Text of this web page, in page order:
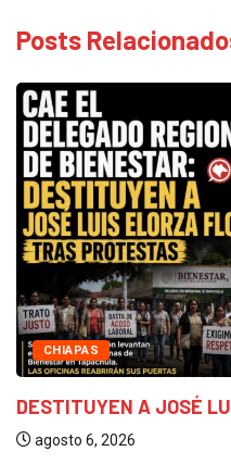
Posts
CHIAPAS
DESTITUYEN A JOSÉ
agosto 6, 2026